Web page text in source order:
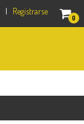
0
| Registrarse